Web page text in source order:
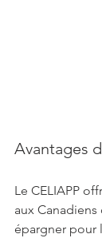
Avantages
Le CELIAPP
aux
épargner pour